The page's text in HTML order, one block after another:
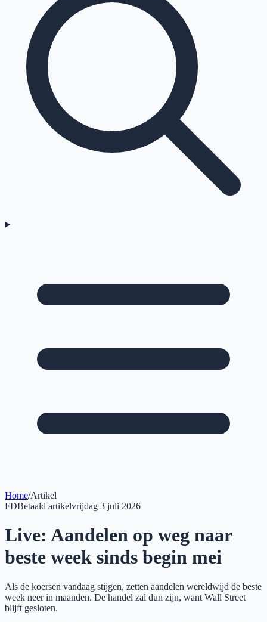
Home/Artikel
FDBetaald artikelvrijdag 3 juli 2026
Live: Aandelen op weg naar
beste week sinds begin mei
Als de koersen vandaag stijgen, zetten aandelen wereldwijd de beste
week neer in maanden. De handel zal dun zijn, want Wall Street
blijft gesloten.